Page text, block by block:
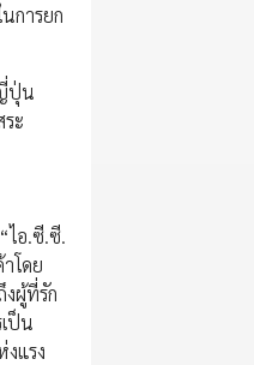
การยก
ปุ่น
ะ
ไอ.ซี.ซี.
โดย
ผู้ที่รัก
ป็น
แรง